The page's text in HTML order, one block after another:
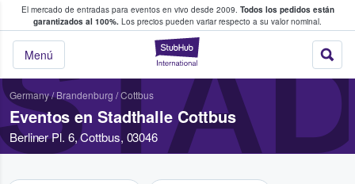
El mercado de entradas para eventos en vivo desde 2009. Todos los pedidos están
garantizados al 100%. Los precios pueden variar respecto a su valor nominal.
StubHub:
Menú
y venta de entradas entre fans
Germany/ Brandenburg /Cottbus
Eventos en Stadthalle Cottbus
Berliner Pl. 6, Cottbus, 03046